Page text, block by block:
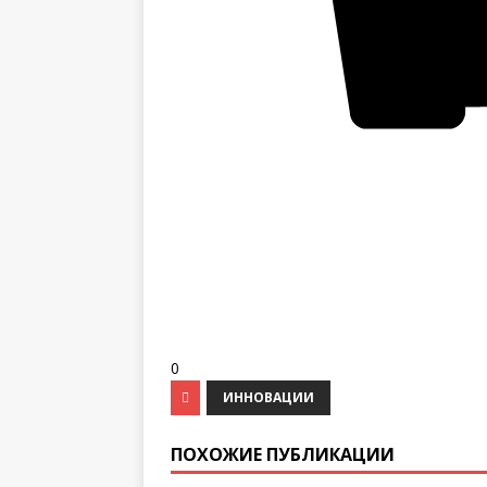
0
ИННОВАЦИИ
ПОХОЖИЕ ПУБЛИКАЦИИ